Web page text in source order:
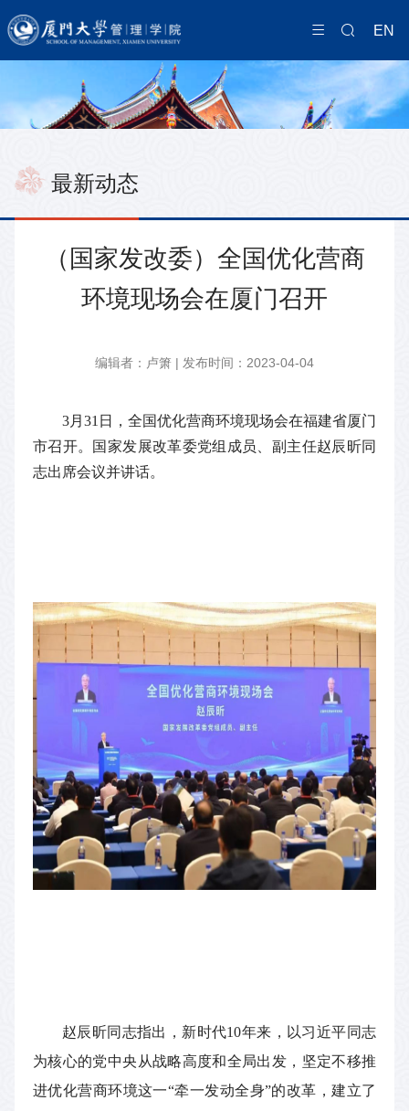
EN
最新动态
（国家发改委）全国优化营商
环境现场会在厦门召开
编辑者：卢箫 | 发布时间：2023-04-04
3月31日，全国优化营商环境现场会在福建省厦门
市召开。国家发展改革委党组成员、副主任赵辰昕同
志出席会议并讲话。
赵辰昕同志指出，新时代10年来，以习近平同志
为核心的党中央从战略高度和全局出发，坚定不移推
进优化营商环境这一“牵一发动全身”的改革，建立了